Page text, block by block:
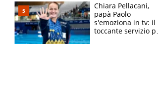
Chiara Pellacani,
papà Paolo
s'emoziona in tv: il
toccante servizio per